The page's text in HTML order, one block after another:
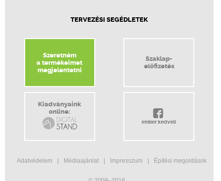
TERVEZÉSI SEGÉDLETEK
Szeretném
a termékeimet
megjelentetni
Szaklap-
előfizetés
Kiadványaink
online:
ember kedveli
Adatvédelem Médiaajánlat Impresszum Építési megoldások